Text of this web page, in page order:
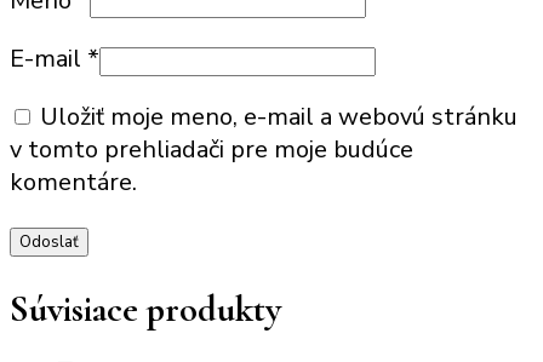
E-mail *
Uložiť moje meno, e-mail a webovú stránku
v tomto prehliadači pre moje budúce
komentáre.
Súvisiace produkty